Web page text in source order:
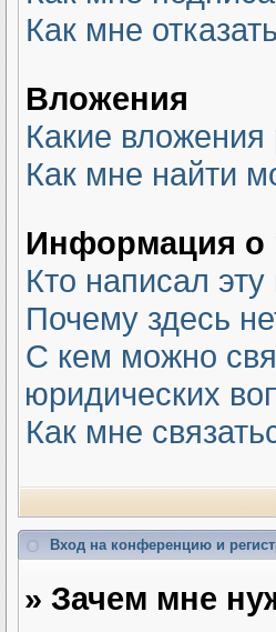
Как мне
Вложения
Какие
Как мне найти
Информация о
Кто написал
Почему здесь
С кем можно
юридических
Как мне
Вход на конференцию и
» Зачем мне